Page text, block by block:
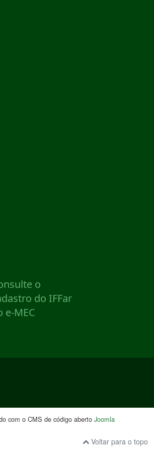
com o CMS de código aberto Joomla
Voltar para o topo